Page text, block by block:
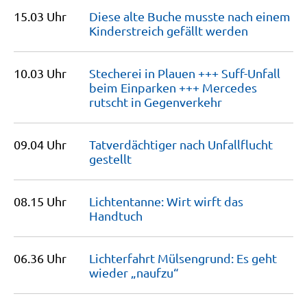
15.03 Uhr
Diese alte Buche musste nach einem
Kinderstreich gefälltwerden
10.03 Uhr
Stecherei in Plauen +++ Suff-Unfall
beim Einparken +++ Mercedes
rutscht in Gegenverkehr
09.04 Uhr
Tatverdächtiger nach Unfallflucht
gestellt
08.15 Uhr
Lichtentanne: Wirt wirft das
Handtuch
06.36 Uhr
Lichterfahrt Mülsengrund: Es geht
wieder
„naufzu“